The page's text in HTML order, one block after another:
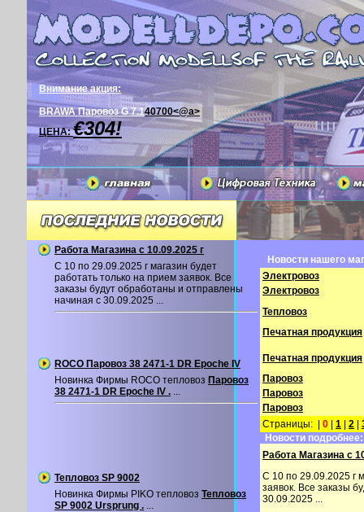
Внимание акция:
BRAWA Паровоз G 7.140700<@a>
ЦЕНА:€304!
Работа Магазина с 10.09.2025 г
С 10 по 29.09.2025 г магазин будет
работать только на прием заявок. Все
заказы будут обработаны и отправлены
начиная с 30.09.2025 ...
ROCO Паровоз 38 2471-1 DR Epoche IV
Новинка Фирмы ROCO тепловоз Паровоз
38 2471-1 DR Epoche IV . ...
Тепловоз SP 9002
Новинка Фирмы PIKO тепловоз Тепловоз
SP 9002 Ursprung . ...
Новости нашего
Электровоз
Электровоз
Тепловоз
Печатная продукция
Печатная продукция
Паровоз
Паровоз
Паровоз
Страницы: | 0 1 2
Новости подробнее:
Работа Магазина с
С 10 по 29.09.2025 г
заявок. Все заказы
30.09.2025 ...